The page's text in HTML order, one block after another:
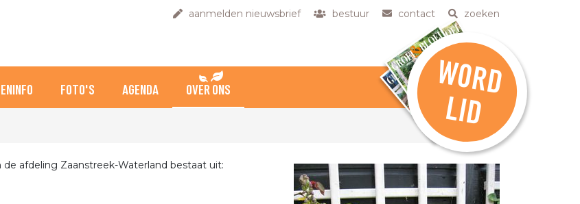
aanmelden nieuwsbrief bestuur contact zoeken
FOTO'S AGENDA OVER ONS W
O
R
D
L
ID
de afdeling Zaanstreek-Waterland bestaat uit: